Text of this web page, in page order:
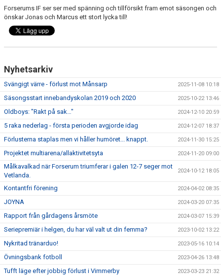
Forserums IF ser ser med spänning och tillförsikt fram emot säsongen och
önskar Jonas och Marcus ett stort lycka till!
Nyhetsarkiv
Svängigt värre - förlust mot Månsarp 2025-11-08 10:18
Säsongsstart innebandyskolan 2019 och 2020 2025-10-22 13:46
Oldboys: "Rakt på sak…" 2024-12-10 20:59
5 raka nederlag - första perioden avgjorde idag 2024-12-07 18:37
Förlusterna staplas men vi håller humöret... knappt. 2024-11-30 15:25
Projektet multiarena/allaktivitetsyta 2024-11-20 09:00
Målkavalkad när Forserum triumferar i galen 12-7 seger mot
Vetlanda.
2024-10-12 18:05
Kontantfri förening 2024-04-02 08:35
JOYNA 2024-03-20 07:35
Rapport från gårdagens årsmöte 2024-03-07 15:39
Seriepremiär i helgen, du har väl valt ut din femma? 2023-10-02 13:22
Nykritad tränarduo! 2023-05-16 10:14
Övningsbank fotboll 2023-04-26 13:48
Tufft läge efter jobbig förlust i Vimmerby 2023-03-23 21:32